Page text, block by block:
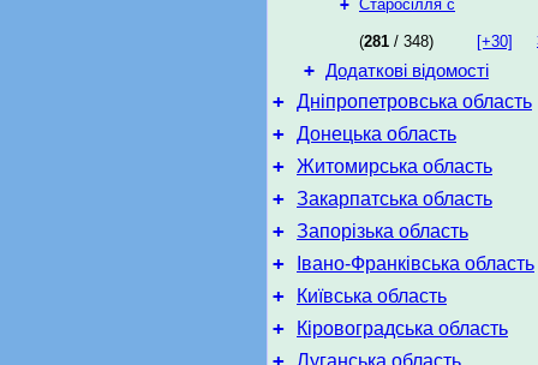
+ Старосілля с
(281 / 348) [+30]
+ Додаткові відомості
+ Дніпропетровська область
+ Донецька область
+ Житомирська область
+ Закарпатська область
+ Запорізька область
+ Івано-Франківська область
+ Київська область
+ Кіровоградська область
Луганська область